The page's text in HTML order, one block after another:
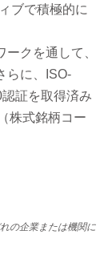
ブで積極的に
クを通して、
らに、ISO-
証を取得済み
株式銘柄コー
の企業または機関に